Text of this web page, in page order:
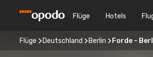
Flüge Hotels
Flüge Deutschland Berlin Forde -